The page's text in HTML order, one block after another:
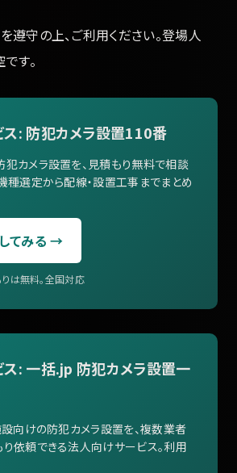
守の上、ご利用ください。登場人
す。
: 防犯カメラ設置110番
カメラ設置を、見積もり無料で相談
種選定から配線・設置工事までまとめ
てみる →
は無料。全国対応
: 一括.jp 防犯カメラ設置一
設向けの防犯カメラ設置を、複数業者
依頼できる法人向けサービス。利用